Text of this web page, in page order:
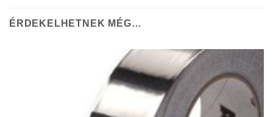
ÉRDEKELHETNEK MÉG…